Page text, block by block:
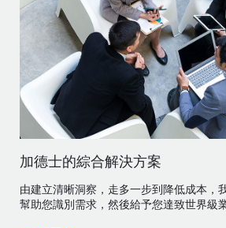
加德士的綜合解決方案
由建立清晰洞察，走多一步到降低成本，
幫助您識別需求，然後給予您達致世界級